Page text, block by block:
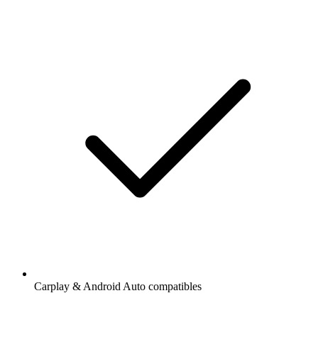
Carplay & Android Auto compatibles